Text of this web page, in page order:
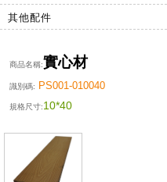
其他配件
商品名稱:實心材
識別碼: PS001-010040
規格尺寸:10*40